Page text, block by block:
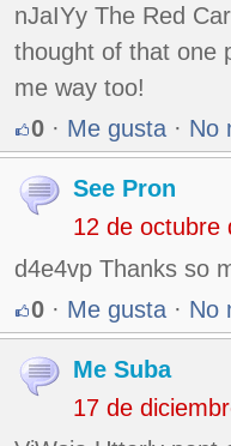
nJaIYy The Red
thought of that one
me way too!
0 · Me gusta · No
See Pron
12 de octubre
d4e4vp Thanks so
0 · Me gusta · No
Me Suba
17 de